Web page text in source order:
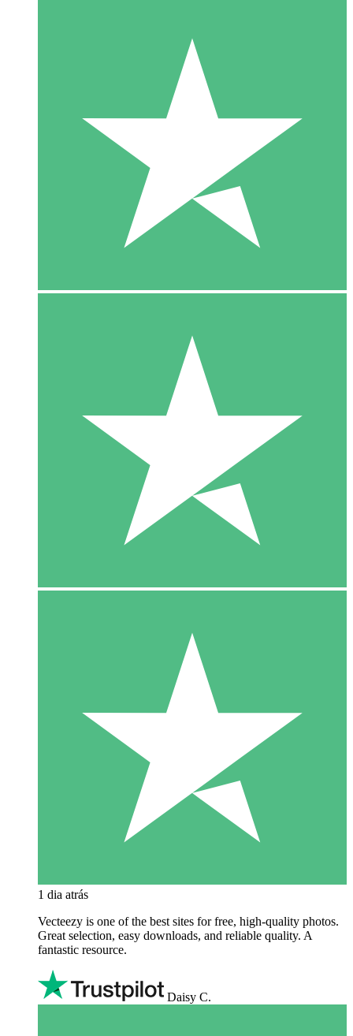
1 dia atrás
Vecteezy is one of the best sites for free, high‑quality photos.
Great selection, easy downloads, and reliable quality. A
fantastic resource.
Daisy C.